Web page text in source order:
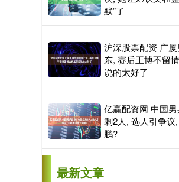
默”了
沪深股票配资 广
东, 赛后王博不留
说的太好了
亿赢配资网 中国
剩2人, 选人引争议
鹏?
最新文章